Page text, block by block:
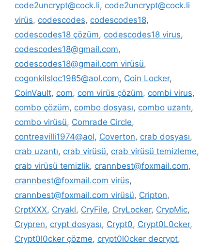
code2uncrypt@cock.li, code2uncrypt@cock.li
virüs, codescodes, codescodes18,
codescodes18 çözüm, codescodes18 virus,
codescodes18@gmail.com,
codescodes18@gmail.com virüsü,
cogonkilsloc1985@aol.com, Coin Locker,
CoinVault, com, com virüs çözüm, combi virus,
combo çözüm, combo dosyası, combo uzantı,
combo virüsü, Comrade Circle,
contreavilli1974@aol, Coverton, crab dosyası,
crab uzantı, crab virüsü, crab virüsü temizleme,
crab virüsü temizlik, crannbest@foxmail.com,
crannbest@foxmail.com virüs,
crannbest@foxmail.com virüsü, Cripton,
CrptXXX, Cryakl, CryFile, CryLocker, CrypMic,
Crypren, crypt dosyası, Crypt0, Crypt0L0cker,
Crypt0l0cker çözme, crypt0l0cker decrypt,